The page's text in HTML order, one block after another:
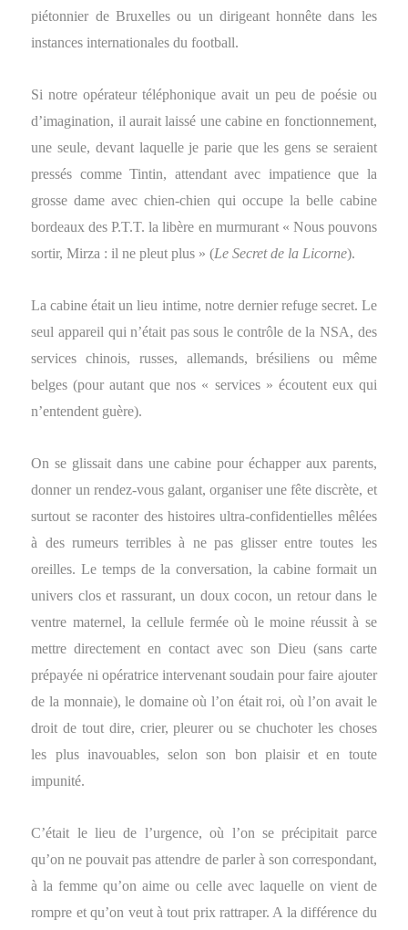
piétonnier de Bruxelles ou un dirigeant honnête dans les
instances internationales du football.
Si notre opérateur téléphonique avait un peu de poésie ou
d’imagination, il aurait laissé une cabine en fonctionnement,
une seule, devant laquelle je parie que les gens se seraient
pressés comme Tintin, attendant avec impatience que la
grosse dame avec chien-chien qui occupe la belle cabine
bordeaux des P.T.T. la libère en murmurant « Nous pouvons
sortir, Mirza : il ne pleut plus » (Le Secret de la Licorne).
La cabine était un lieu intime, notre dernier refuge secret. Le
seul appareil qui n’était pas sous le contrôle de la NSA, des
services chinois, russes, allemands, brésiliens ou même
belges (pour autant que nos « services » écoutent eux qui
n’entendent guère).
On se glissait dans une cabine pour échapper aux parents,
donner un rendez-vous galant, organiser une fête discrète, et
surtout se raconter des histoires ultra-confidentielles mêlées
à des rumeurs terribles à ne pas glisser entre toutes les
oreilles. Le temps de la conversation, la cabine formait un
univers clos et rassurant, un doux cocon, un retour dans le
ventre maternel, la cellule fermée où le moine réussit à se
mettre directement en contact avec son Dieu (sans carte
prépayée ni opératrice intervenant soudain pour faire ajouter
de la monnaie), le domaine où l’on était roi, où l’on avait le
droit de tout dire, crier, pleurer ou se chuchoter les choses
les plus inavouables, selon son bon plaisir et en toute
impunité.
C’était le lieu de l’urgence, où l’on se précipitait parce
qu’on ne pouvait pas attendre de parler à son correspondant,
à la femme qu’on aime ou celle avec laquelle on vient de
rompre et qu’on veut à tout prix rattraper. A la différence du